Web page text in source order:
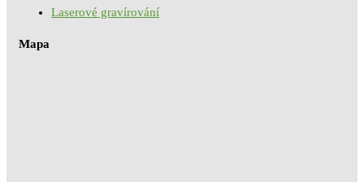
Laserové gravírování
Mapa